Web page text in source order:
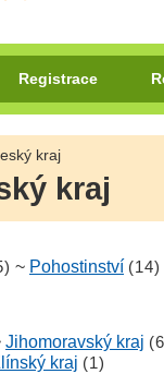
Registrace
kraj
kraj
~ Pohostinství (14)
Jihomoravský kraj
kraj (1)